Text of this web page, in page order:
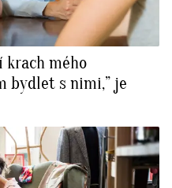
krach mého
bydlet s nimi,” je